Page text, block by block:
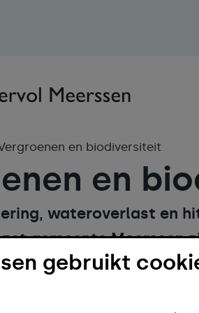
en biodiversiteit
en
wateroverlast en
gemeente Meerssen
leefomgeving te
gebruikt